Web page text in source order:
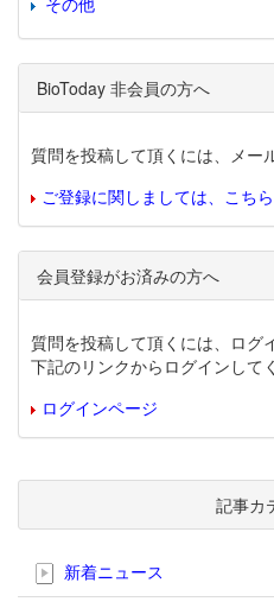
BioToday 非会員の方へ
質問を投稿して頂くには、メー
ご登録に関しましては、こち
会員登録がお済みの方へ
質問を投稿して頂くには、ログ
下記のリンクからログインして
ログインページ
記事カ
新着ニュース